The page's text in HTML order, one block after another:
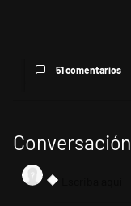
51 comentarios
Conversación